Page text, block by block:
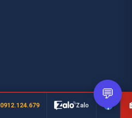
0912.124.679 Zalo
💬